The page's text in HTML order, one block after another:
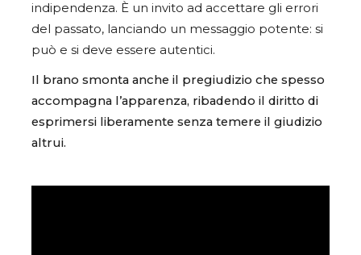
indipendenza. È un invito ad accettare gli errori
del passato, lanciando un messaggio potente: si
può e si deve essere autentici.
Il brano smonta anche il pregiudizio che spesso
accompagna l’apparenza, ribadendo il diritto di
esprimersi liberamente senza temere il giudizio
altrui.